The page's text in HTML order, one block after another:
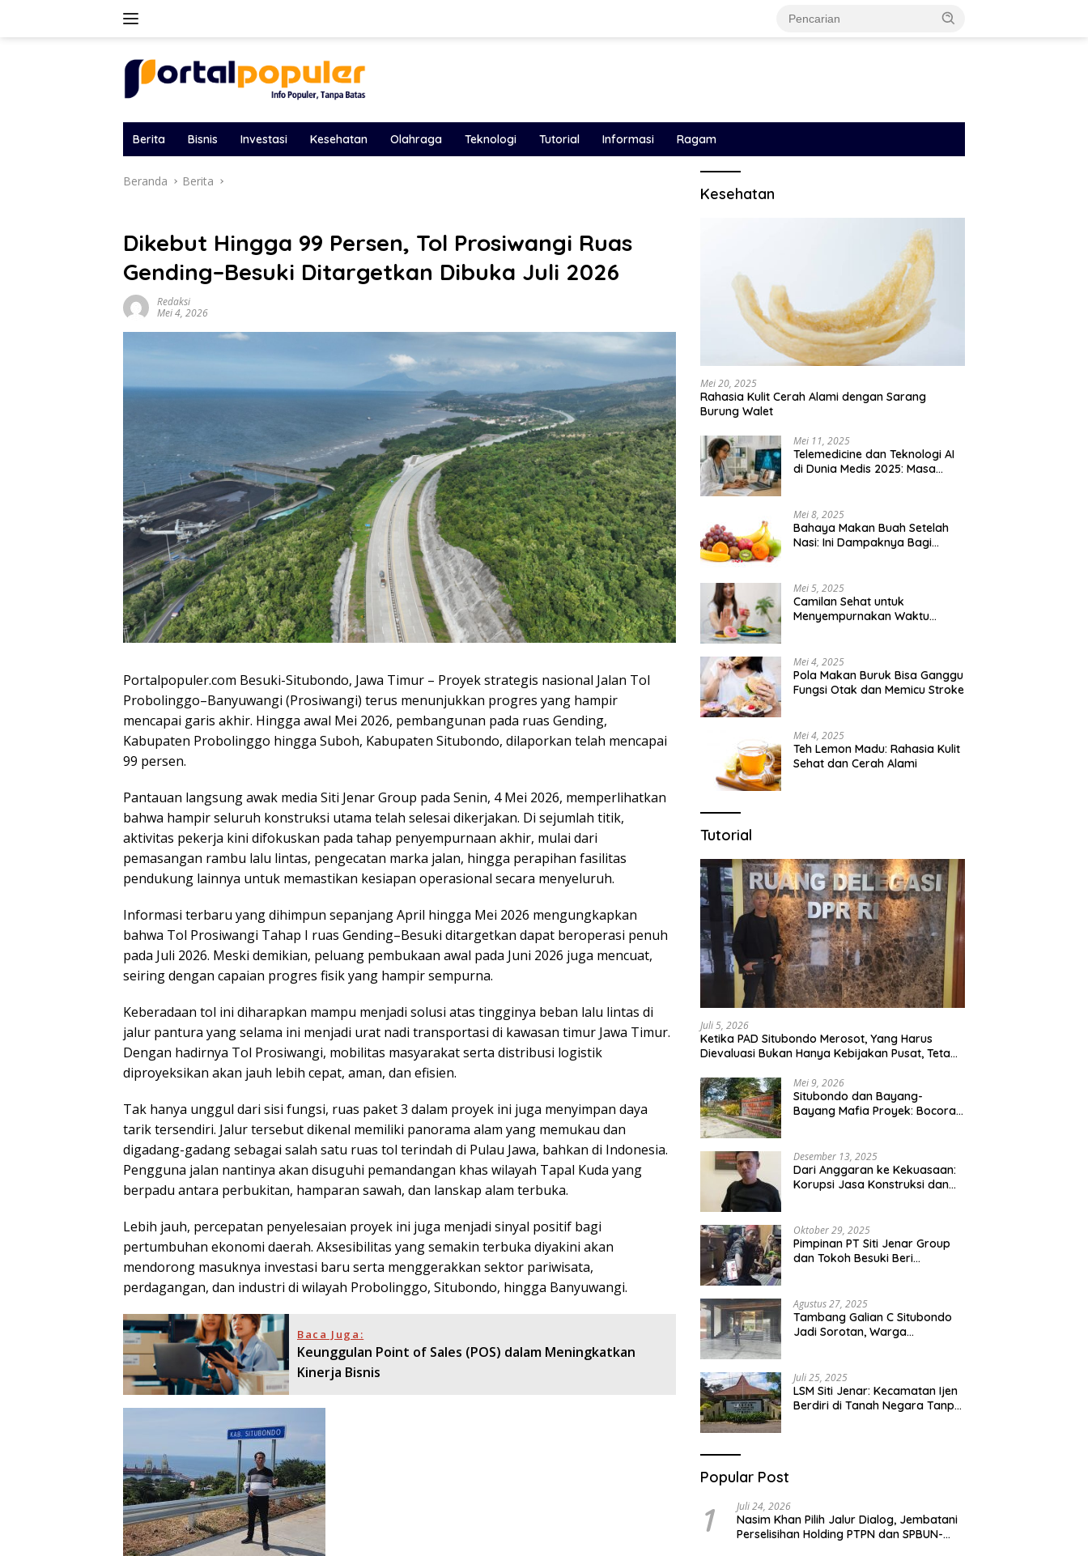
Berita Bisnis Investasi Kesehatan Olahraga Teknologi Tutorial Informasi Ragam
Beranda Berita
Dikebut Hingga 99 Persen, Tol Prosiwangi Ruas
Gending–Besuki Ditargetkan Dibuka Juli 2026
Redaksi
Mei 4, 2026
Portalpopuler.com Besuki-Situbondo, Jawa Timur – Proyek strategis nasional Jalan Tol
Probolinggo–Banyuwangi (Prosiwangi) terus menunjukkan progres yang hampir
mencapai garis akhir. Hingga awal Mei 2026, pembangunan pada ruas Gending,
Kabupaten Probolinggo hingga Suboh, Kabupaten Situbondo, dilaporkan telah mencapai
99 persen.
Pantauan langsung awak media Siti Jenar Group pada Senin, 4 Mei 2026, memperlihatkan
bahwa hampir seluruh konstruksi utama telah selesai dikerjakan. Di sejumlah titik,
aktivitas pekerja kini difokuskan pada tahap penyempurnaan akhir, mulai dari
pemasangan rambu lalu lintas, pengecatan marka jalan, hingga perapihan fasilitas
pendukung lainnya untuk memastikan kesiapan operasional secara menyeluruh.
Informasi terbaru yang dihimpun sepanjang April hingga Mei 2026 mengungkapkan
bahwa Tol Prosiwangi Tahap I ruas Gending–Besuki ditargetkan dapat beroperasi penuh
pada Juli 2026. Meski demikian, peluang pembukaan awal pada Juni 2026 juga mencuat,
seiring dengan capaian progres fisik yang hampir sempurna.
Keberadaan tol ini diharapkan mampu menjadi solusi atas tingginya beban lalu lintas di
jalur pantura yang selama ini menjadi urat nadi transportasi di kawasan timur Jawa Timur.
Dengan hadirnya Tol Prosiwangi, mobilitas masyarakat serta distribusi logistik
diproyeksikan akan jauh lebih cepat, aman, dan efisien.
Tak hanya unggul dari sisi fungsi, ruas paket 3 dalam proyek ini juga menyimpan daya
tarik tersendiri. Jalur tersebut dikenal memiliki panorama alam yang memukau dan
digadang-gadang sebagai salah satu ruas tol terindah di Pulau Jawa, bahkan di Indonesia.
Pengguna jalan nantinya akan disuguhi pemandangan khas wilayah Tapal Kuda yang
berpadu antara perbukitan, hamparan sawah, dan lanskap alam terbuka.
Lebih jauh, percepatan penyelesaian proyek ini juga menjadi sinyal positif bagi
pertumbuhan ekonomi daerah. Aksesibilitas yang semakin terbuka diyakini akan
mendorong masuknya investasi baru serta menggerakkan sektor pariwisata,
perdagangan, dan industri di wilayah Probolinggo, Situbondo, hingga Banyuwangi.
Baca Juga:
Keunggulan Point of Sales (POS) dalam Meningkatkan
Kinerja Bisnis
Kesehatan
Mei 20, 2025
Rahasia Kulit Cerah Alami dengan Sarang
Burung Walet
Mei 11, 2025
Telemedicine dan Teknologi AI
di Dunia Medis 2025: Masa
Mei 8, 2025
Bahaya Makan Buah Setelah
Nasi: Ini Dampaknya Bagi
Mei 5, 2025
Camilan Sehat untuk
Menyempurnakan Waktu
Mei 4, 2025
Pola Makan Buruk Bisa Ganggu
Fungsi Otak dan Memicu Stroke
Mei 4, 2025
Teh Lemon Madu: Rahasia Kulit
Sehat dan Cerah Alami
Tutorial
Juli 5, 2026
Ketika PAD Situbondo Merosot, Yang Harus
Dievaluasi Bukan Hanya Kebijakan Pusat, Tetapi
Tangganya Sendiri.Mei 9, 2026
Situbondo dan Bayang-
Bayang Mafia Proyek: Bocoran
Desember 13, 2025
Dari Anggaran ke Kekuasaan:
Korupsi Jasa Konstruksi dan
Oktober 29, 2025
Pimpinan PT Siti Jenar Group
dan Tokoh Besuki Beri
Salah Satu Pesantren Di Besuki
Situbondo
Agustus 27, 2025
Tambang Galian C Situbondo
Jadi Sorotan, Warga
Juli 25, 2025
LSM Siti Jenar: Kecamatan Ijen
Berdiri di Tanah Negara Tanpa
Popular Post
1 Juli 24, 2026
Nasim Khan Pilih Jalur Dialog, Jembatani
Perselisihan Holding PTPN dan SPBUN-